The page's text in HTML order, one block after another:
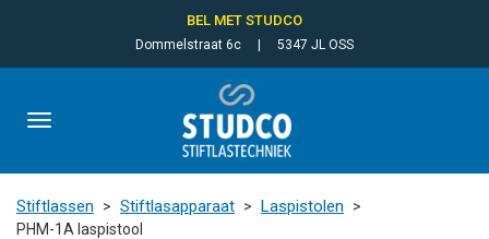
BEL MET STUDCO
Dommelstraat 6c 5347 JL OSS
Toggle
Stiftlassen Stiftlasapparaat Laspistolen
PHM-1A laspistool